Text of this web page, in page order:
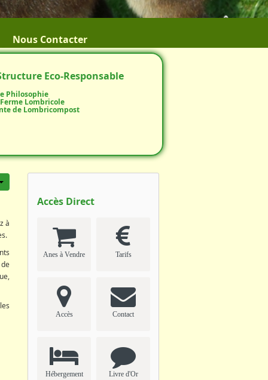
Nous Contacter
Eco-Responsable
Philosophie
Lombricole
de Lombricompost
à
Accès Direct
Anes à Vendre Tarifs
Accès Contact
Hébergement Livre d'Or